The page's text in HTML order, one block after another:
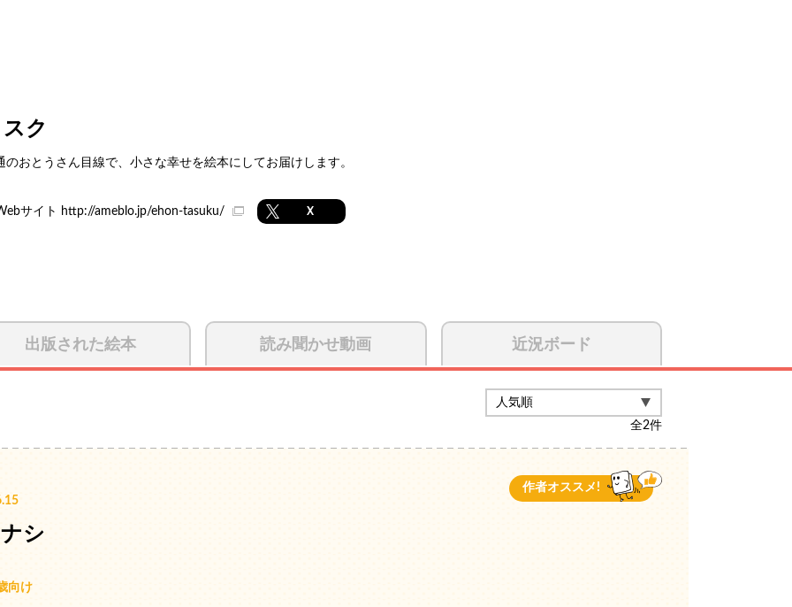
ク
のおとうさん目線で、小さな幸せを絵本にしてお届けします。
サイト http://ameblo.jp/ehon-tasuku/ X
出版された絵本 読み聞かせ動画 近況ボード
全2件
作者オススメ!
シ
向け